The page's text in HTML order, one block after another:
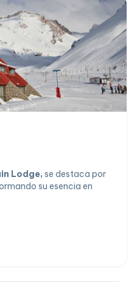
Lodge, se destaca por
su esencia en